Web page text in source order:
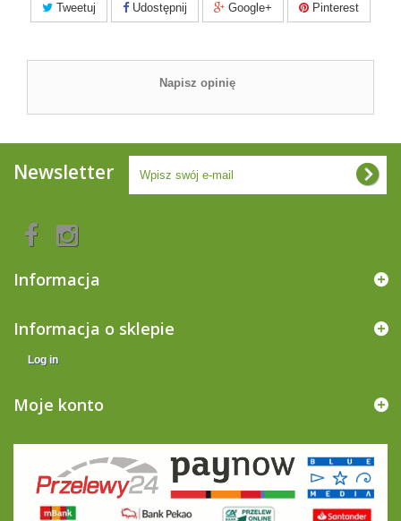
Tweetuj Udostępnij Google+ Pinterest
Napisz opinię
Newsletter
Informacja
Informacja o sklepie
Log in
Moje konto